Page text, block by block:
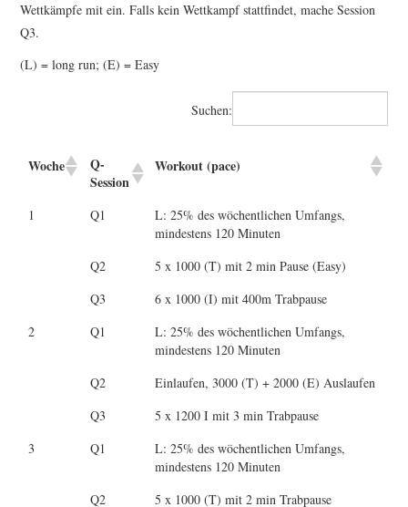
Wettkämpfe mit ein. Falls kein Wettkampf stattfindet, mache Session
Q3.
(L) = long run; (E) = Easy
Suchen:
Woche
Q-
Session
Workout (pace)
1 Q1
L: 25% des wöchentlichen Umfangs,
mindestens 120 Minuten
Q2
5 x 1000 (T) mit 2 min Pause (Easy)
Q3
6 x 1000 (I) mit 400m Trabpause
2
Q1
L: 25% des wöchentlichen Umfangs,
mindestens 120 Minuten
Q2
Einlaufen, 3000 (T) + 2000 (E) Auslaufen
Q3
5 x 1200 I mit 3 min Trabpause
3
Q1
L: 25% des wöchentlichen Umfangs,
mindestens 120 Minuten
Q2
5 x 1000 (T) mit 2 min Trabpause